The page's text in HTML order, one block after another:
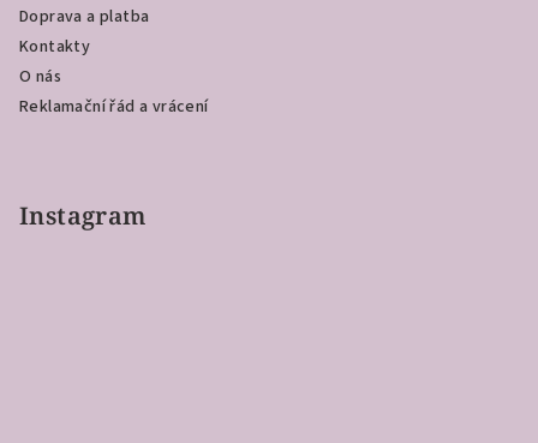
Doprava a platba
Kontakty
O nás
Reklamační řád a vrácení
Instagram